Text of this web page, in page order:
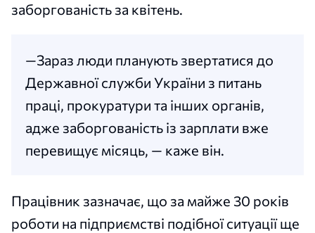
заборгованість за квітень.
—Зараз люди планують звертатися до
Державної служби України з питань
праці, прокуратури та інших органів,
адже заборгованість із зарплати вже
перевищує місяць, — каже він.
Працівник зазначає, що за майже 30 років
роботи на підприємстві подібної ситуації ще